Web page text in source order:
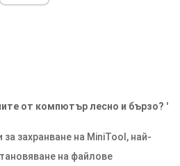
от компютър лесно и бързо? '
захранване на MiniTool, най-
на файлове